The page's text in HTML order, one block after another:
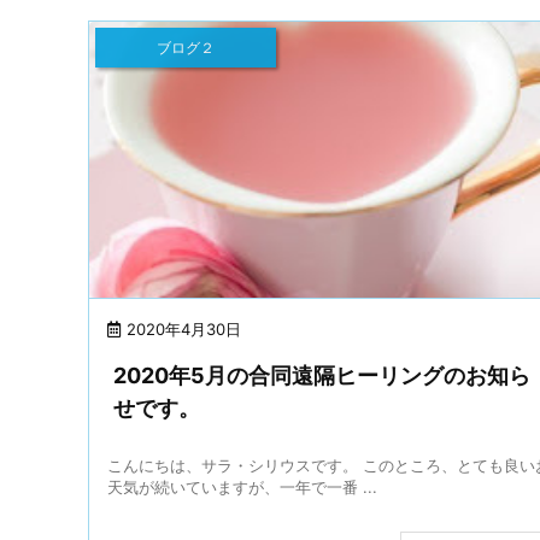
2020年4月30日
ブログ２
2020年5月の合同遠隔ヒーリングのお知ら
せです。
こんにちは、サラ・シリウスです。 このところ、とても良い
天気が続いていますが、一年で一番 ...